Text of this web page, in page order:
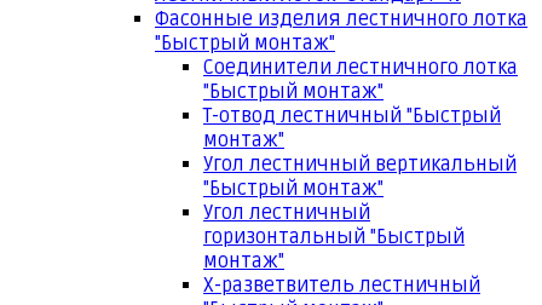
Фасонные изделия лестничного лотка
"Быстрый монтаж"
Соединители лестничного лотка
"Быстрый монтаж"
Т-отвод лестничный "Быстрый
монтаж"
Угол лестничный вертикальный
"Быстрый монтаж"
Угол лестничный
горизонтальный "Быстрый
монтаж"
Х-разветвитель лестничный